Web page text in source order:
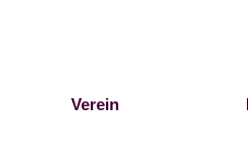
▼
Verein